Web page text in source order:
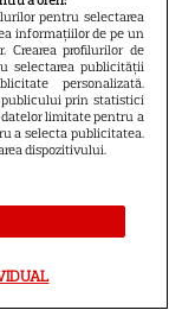
de top
„Omul cu
Filmul
devin
mănâncă
pentru selectarea
informațiilor de pe un
Crearea profilurilor de
selectarea publicității
personalizată.
publicului prin statistici
limitate pentru a
a selecta publicitatea.
dispozitivului.